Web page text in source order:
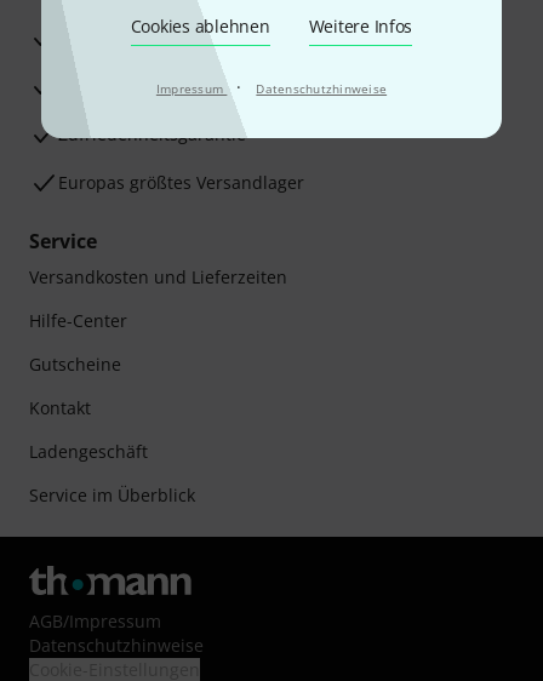
Cookies ablehnen Weitere Infos
Impressum · Datenschutzhinweise
Reparaturservice
Beratung durch Fachexperten
Zufriedenheitsgarantie
Europas größtes Versandlager
Service
Versandkosten und Lieferzeiten
Hilfe-Center
Gutscheine
Kontakt
Ladengeschäft
Service im Überblick
AGB/Impressum
Datenschutzhinweise